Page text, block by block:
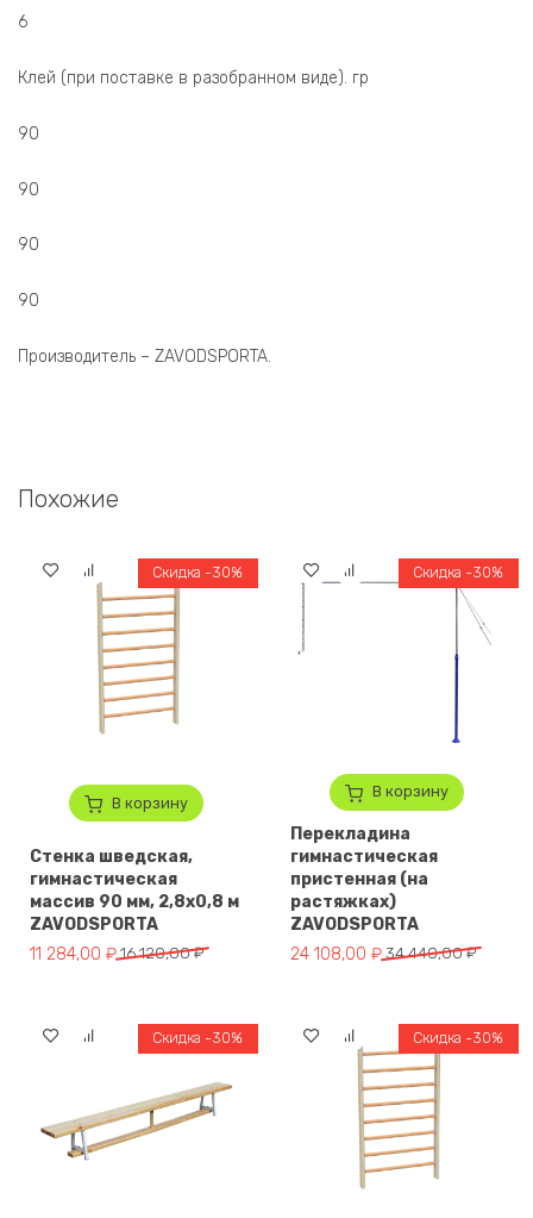
6
Клей (при поставке в разобранном виде). гр
90
90
90
90
Производитель – ZAVODSPORTA.
Похожие
В корзину
Скидка -30%
Стенка шведская,
гимнастическая
массив 90 мм, 2,8х0,8 м
ZAVODSPORTA
16 120,00₽
Первоначальная цена составляла 16 120,00 ₽.
11 284,00 ₽
Текущая цена: 11 284,00 ₽.
В корзину
Скидка -30%
Перекладина
гимнастическая
пристенная (на
растяжках)
ZAVODSPORTA
34 440,00₽
Первоначальная цена
24 108,00 ₽
Текущая цена: 24 108,00 ₽.
Скидка -30% Скидка -30%